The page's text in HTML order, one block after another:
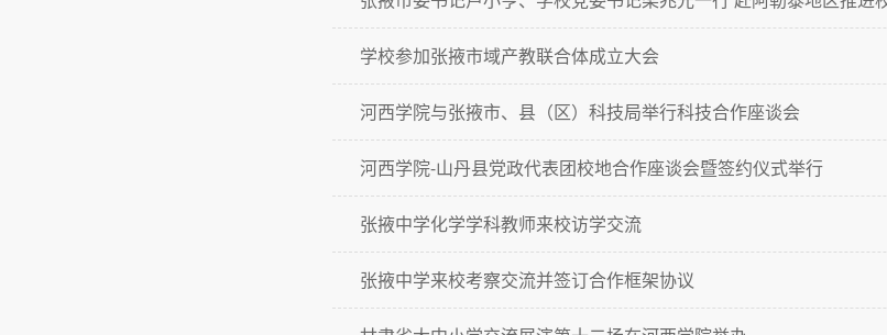
学校参加张掖市域产教联合体成立大会
河西学院与张掖市、县（区）科技局举行科技合作座谈会
河西学院-山丹县党政代表团校地合作座谈会暨签约仪式举行
张掖中学化学学科教师来校访学交流
张掖中学来校考察交流并签订合作框架协议